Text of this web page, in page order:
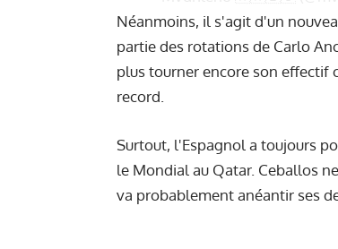
Néanmoins, il s'agit d'un
partie des rotations de Carlo
plus tourner encore son effectif
record.
Surtout, l'Espagnol a toujours
le Mondial au Qatar. Ceballos
va probablement anéantir ses